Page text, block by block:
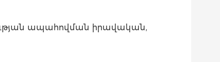
ապահովման իրավական,